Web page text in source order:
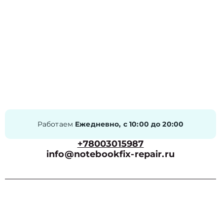
Работаем Ежедневно, с 10:00 до 20:00
+78003015987
info@notebookfix-repair.ru